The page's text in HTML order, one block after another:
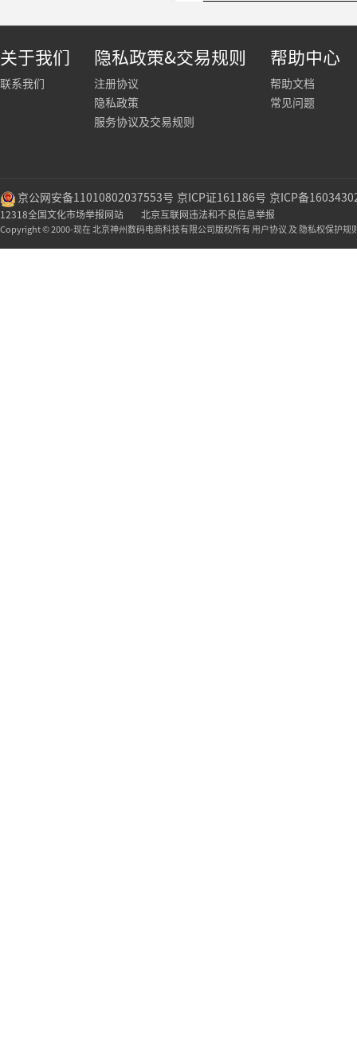
关于我们
联系我们
隐私政策&交易规则
注册协议
隐私政策
服务协议及交易规则
帮助中心
帮助文档
常见问题
京公网安备11010802037553号 京ICP证161186号 京ICP备
12318全国文化市场举报网站 北京互联网违法和不良信息举报
Copyright © 2000-现在 北京神州数码电商科技有限公司版权所有 用户协议 及 隐私权保护规